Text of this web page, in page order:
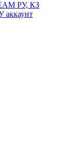
РУ, КЗ
аккаунт